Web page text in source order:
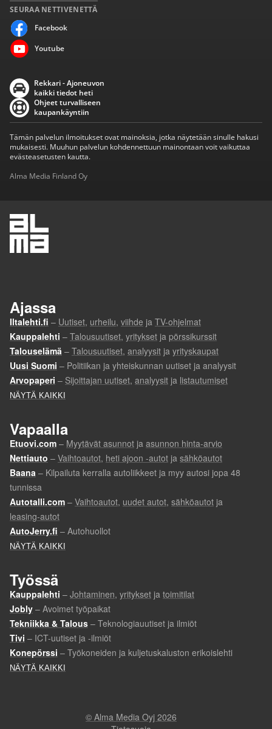
SEURAA NETTIVENETTÄ
Facebook
Youtube
Rekkari - Ajoneuvon
kaikki tiedot heti
Ohjeet turvalliseen
kaupankäyntiin
Tämän palvelun ilmoitukset ovat mainoksia, jotka näytetään sinulle hakusi
mukaisesti. Muuhun palvelun kohdennettuun mainontaan voit vaikuttaa
evästeasetusten kautta.
Alma Media Finland Oy